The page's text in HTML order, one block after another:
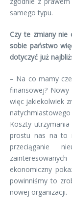
samego typu.
Czy te zmiany nie
sobie państwo
dotyczyć już
– Na co mamy
finansowej?
więc jakiekolwiek
natychmiastowego
Koszty
prostu nas na to
przeciąganie
ekonomiczny
powinniśmy to
nowej organizacji.